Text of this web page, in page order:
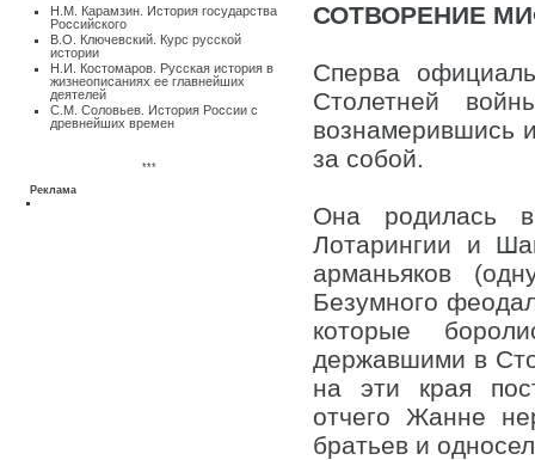
Н.М. Карамзин. История государства
Российского
В.О. Ключевский. Курс русской
истории
Н.И. Костомаров. Русская история в
жизнеописаниях ее главнейших
деятелей
С.М. Соловьев. История России с
древнейших времен
***
Реклама
СОТВОРЕНИЕ
Сперва
Столетней
вознамерившись
за собой.
Она родилась
Лотарингии и
арманьяков
Безумного
которые
державшими в
на эти края
отчего Жанне
братьев и